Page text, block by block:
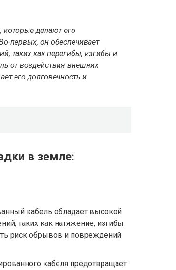
делают его
первых, он обеспечивает
таких как перегибы, изгибы и
от воздействия внешних
его долговечность и
в земле:
кабель обладает высокой
таких как натяжение, изгибы
риск обрывов и повреждений
кабеля предотвращает